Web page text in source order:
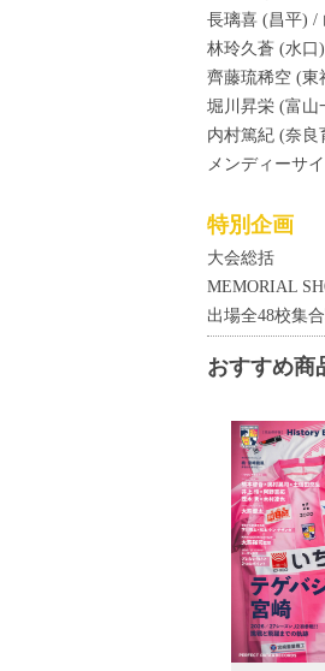
長璃喜 (昌平) /
林玲久蒼 (水口
齊藤琉稀空 (東
堀川昇栄 (富山
内村篤紀 (奈
メンディーサ
特別企画
大会総括
MEMORIAL
出場全48校集
おすすめ商